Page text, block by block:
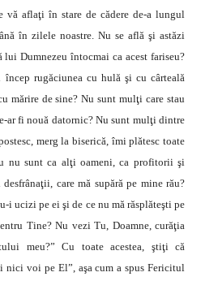
vă aflaţi în stare de cădere de-a lungul
în zilele noastre. Nu se află şi astăzi
lui Dumnezeu întocmai ca acest fariseu?
rugăciunea cu hulă şi cu cârteală
mărire de sine? Nu sunt mulţi care stau
ar fi nouă datornic? Nu sunt mulţi dintre
merg la biserică, îmi plătesc toate
nu sunt ca alţi oameni, ca profitorii şi
care mă supără pe mine rău?
i ucizi pe ei şi de ce nu mă răsplăteşti pe
Tine? Nu vezi Tu, Doamne, curăţia
meu?” Cu toate acestea, ştiţi că
nici voi pe El”, aşa cum a spus Fericitul